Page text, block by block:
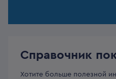
Справочник
Хотите больше полезной